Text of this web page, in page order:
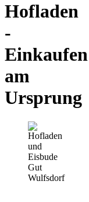
Hofladen
-
Einkaufen
am
Ursprung